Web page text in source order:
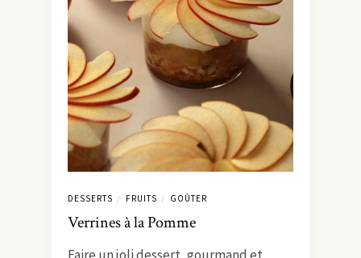
DESSERTS / FRUITS / GOÛTER
Verrines à la Pomme